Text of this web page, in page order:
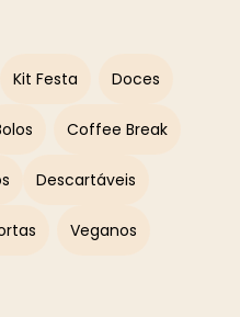
Kit Festa Doces
Coffee Break
Descartáveis
Veganos